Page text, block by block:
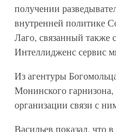
получении
внутренней политике
Лаго, связанный также
Интеллидженс сервис
Из агентуры
Монинского
организации связи с
Васильев показал, что